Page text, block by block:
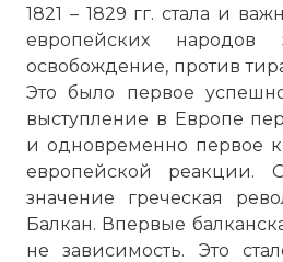
1821 – 1829 гг. стала и
европейских народов
освобождение, против
Это было первое
выступление в Европе
и одновременно первое
европейской реакции.
значение греческая
Балкан. Впервые
не зависимость. Это